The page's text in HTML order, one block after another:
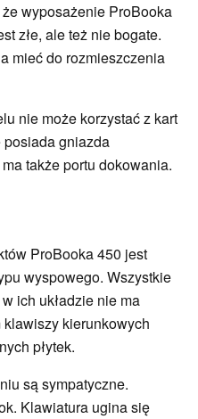
wyposażenie ProBooka
złe, ale też nie bogate.
mieć do rozmieszczenia
nie może korzystać z kart
posiada gniazda
także portu dokowania.
ProBooka 450 jest
wyspowego. Wszystkie
ich układzie nie ma
kierunkowych
płytek.
są sympatyczne.
Klawiatura ugina się